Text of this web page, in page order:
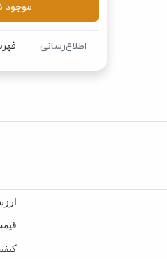
موجود
اطلاع‌رسانی